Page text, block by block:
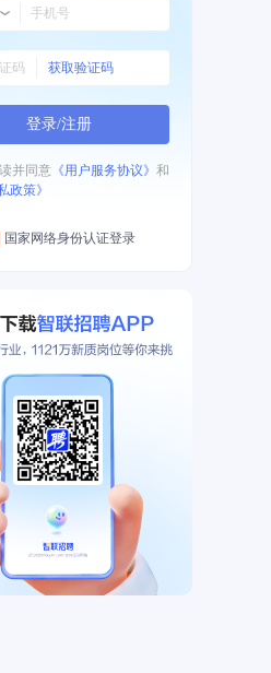
获取验证码
登录/注册
并同意 《用户服务协议》 和
政策》
国家网络身份认证登录